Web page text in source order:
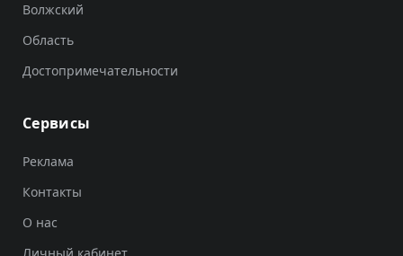
Волжский
Область
Достопримечательности
Сервисы
Реклама
Контакты
О нас